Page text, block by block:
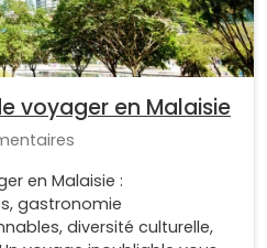
voyager en Malaisie
en Malaisie :
gastronomie
diversité culturelle,